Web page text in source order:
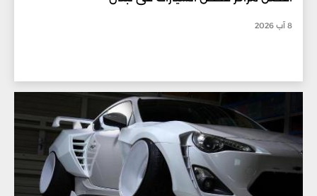
8 آب 2026